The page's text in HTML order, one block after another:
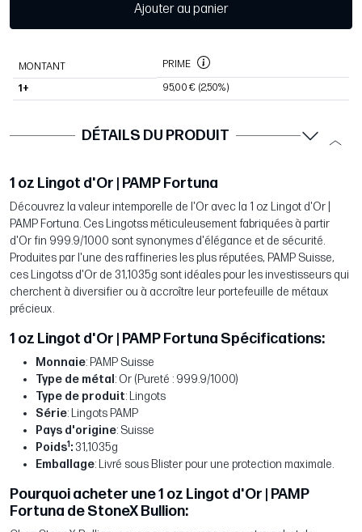
Ajouter au panier
MONTANT PRIME
1+ 95,00 € (2,50%)
DÉTAILS DU PRODUIT
1 oz Lingot d'Or | PAMP Fortuna
Découvrez la valeur intemporelle de l'Or avec la 1 oz Lingot d'Or |
PAMP Fortuna. Ces Lingotss méticuleusement fabriquées à partir
d'Or fin 999.9/1000 sont synonymes d'élégance et de sécurité.
Produites par l'une des raffineries les plus réputées, PAMP Suisse,
ces Lingotss d'Or de 31,1035g sont idéales pour les investisseurs qui
cherchent à diversifier ou à accroître leur portefeuille de métaux
précieux.
1 oz Lingot d'Or | PAMP Fortuna Spécifications:
Monnaie: PAMP Suisse
Type de métal : Or (Pureté : 999.9/1000)
Type de produit: Lingots
Série: Lingots PAMP
Pays d'origine: Suisse
Poids1: 31,1035g
Emballage: Livré sous Blister pour une protection maximale.
Pourquoi acheter une 1 oz Lingot d'Or | PAMP
Fortuna de StoneX Bullion: